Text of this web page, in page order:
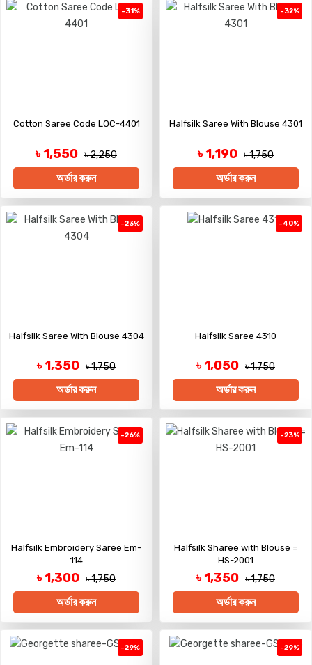
-31%
Cotton Saree Code LOC-4401
৳ 1,550 ৳ 2,250
অর্ডার করুন
-32%
Halfsilk Saree With Blouse 4301
৳ 1,190 ৳ 1,750
অর্ডার করুন
-23%
Halfsilk Saree With Blouse 4304
৳ 1,350 ৳ 1,750
অর্ডার করুন
-40%
Halfsilk Saree 4310
৳ 1,050 ৳ 1,750
অর্ডার করুন
-26%
Halfsilk Embroidery Saree Em-
114
৳ 1,300 ৳ 1,750
অর্ডার করুন
-23%
Halfsilk Sharee with Blouse =
HS-2001
৳ 1,350 ৳ 1,750
অর্ডার করুন
-29% -29%